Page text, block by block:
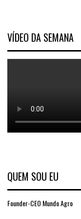
VÍDEO DA SEMANA
QUEM SOU EU
Founder-CEO Mundo Agro